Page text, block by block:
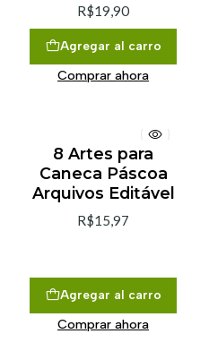
R$19,90
Agregar al carro
Comprar ahora
8 Artes para
Caneca Páscoa
Arquivos Editável
R$15,97
Agregar al carro
Comprar ahora